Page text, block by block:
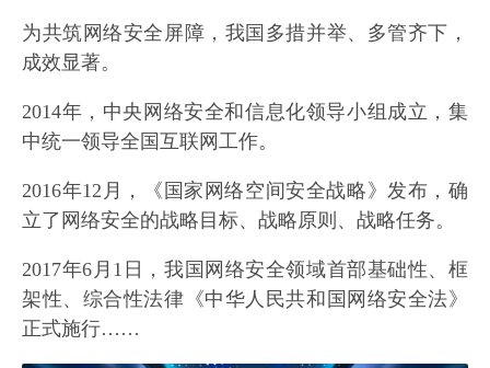
为共筑网络安全屏障，我国多措并举、多管齐下，
成效显著。
2014年，中央网络安全和信息化领导小组成立，集
中统一领导全国互联网工作。
2016年12月，《国家网络空间安全战略》发布，确
立了网络安全的战略目标、战略原则、战略任务。
2017年6月1日，我国网络安全领域首部基础性、框
架性、综合性法律《中华人民共和国网络安全法》
正式施行……